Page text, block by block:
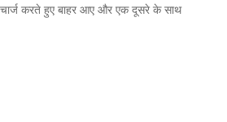
करते हुए बाहर आए और एक दूसरे के साथ